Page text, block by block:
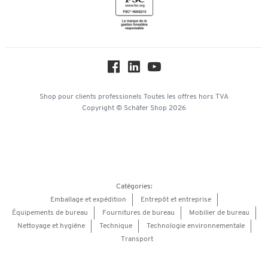
Shop pour clients professionels Toutes les offres hors TVA
Copyright © Schäfer Shop 2026
Catégories:
Emballage et expédition
Entrepôt et entreprise
Équipements de bureau
Fournitures de bureau
Mobilier de bureau
Nettoyage et hygiène
Technique
Technologie environnementale
Transport